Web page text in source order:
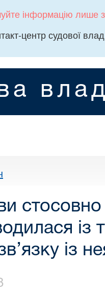
інформацію лише
центр судової
із
із